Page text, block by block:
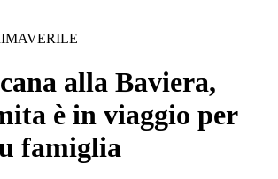
alla Baviera,
è in viaggio per
famiglia